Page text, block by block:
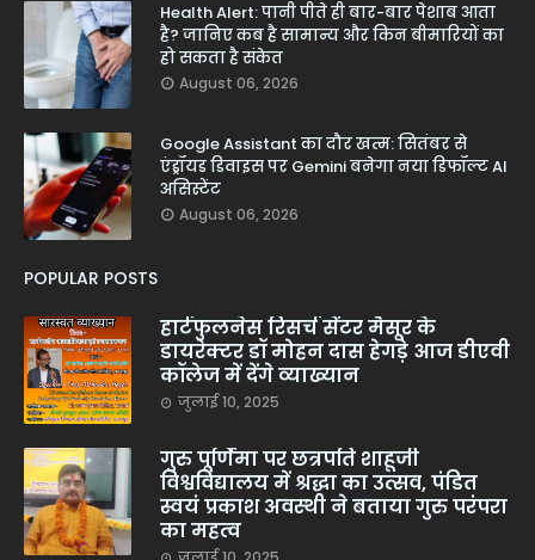
Health Alert: पानी पीते ही बार-बार पेशाब आता
है? जानिए कब है सामान्य और किन बीमारियों का
हो सकता है संकेत
August 06, 2026
Google Assistant का दौर खत्म: सितंबर से
एंड्रॉयड डिवाइस पर Gemini बनेगा नया डिफॉल्ट AI
असिस्टेंट
August 06, 2026
POPULAR POSTS
हार्टफुलनेस रिसर्च सेंटर मैसूर के
डायरेक्टर डॉ मोहन दास हेगड़े आज डीएवी
कॉलेज में देंगे व्याख्यान
जुलाई 10, 2025
गुरु पूर्णिमा पर छत्रपति शाहूजी
विश्वविद्यालय में श्रद्धा का उत्सव, पंडित
स्वयं प्रकाश अवस्थी ने बताया गुरु परंपरा
का महत्व